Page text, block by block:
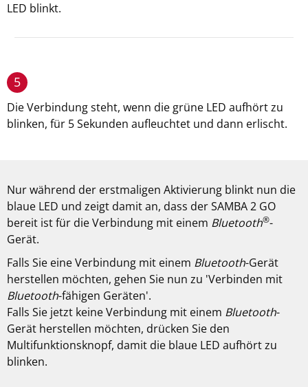
LED blinkt.
5
Die Verbindung steht, wenn die grüne LED aufhört zu
blinken, für 5 Sekunden aufleuchtet und dann erlischt.
Nur während der erstmaligen Aktivierung blinkt nun die
blaue LED und zeigt damit an, dass der SAMBA 2 GO
bereit ist für die Verbindung mit einem Bluetooth®-
Gerät.
Falls Sie eine Verbindung mit einem Bluetooth-Gerät
herstellen möchten, gehen Sie nun zu 'Verbinden mit
Bluetooth-fähigen Geräten'.
Falls Sie jetzt keine Verbindung mit einem Bluetooth-
Gerät herstellen möchten, drücken Sie den
Multifunktionsknopf, damit die blaue LED aufhört zu
blinken.